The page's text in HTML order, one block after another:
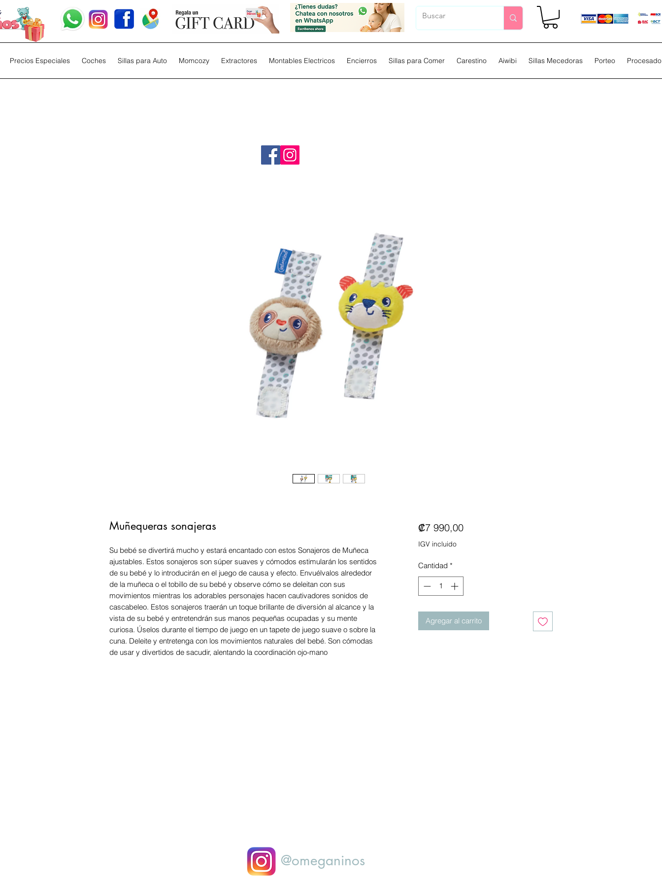
Precios Especiales Coches Sillas para Auto Momcozy Extractores Montables Electricos Encierros Sillas para Comer Carestino Aiwibi Sillas Mecedoras Porteo
Muñequeras sonajeras
Su bebé se divertirá mucho y estará encantado con estos Sonajeros de Muñeca
ajustables. Estos sonajeros son súper suaves y cómodos estimularán los sentidos
de su bebé y lo introducirán en el juego de causa y efecto. Envuélvalos alrededor
de la muñeca o el tobillo de su bebé y observe cómo se deleitan con sus
movimientos mientras los adorables personajes hacen cautivadores sonidos de
cascabeleo. Estos sonajeros traerán un toque brillante de diversión al alcance y la
vista de su bebé y entretendrán sus manos pequeñas ocupadas y su mente
curiosa. Úselos durante el tiempo de juego en un tapete de juego suave o sobre la
cuna. Deleite y entretenga con los movimientos naturales del bebé. Son cómodas
de usar y divertidos de sacudir, alentando la coordinación ojo-mano
₡7 990,00Precio
IGV incluido
Cantidad *
Agregar al carrito
@omeganinos